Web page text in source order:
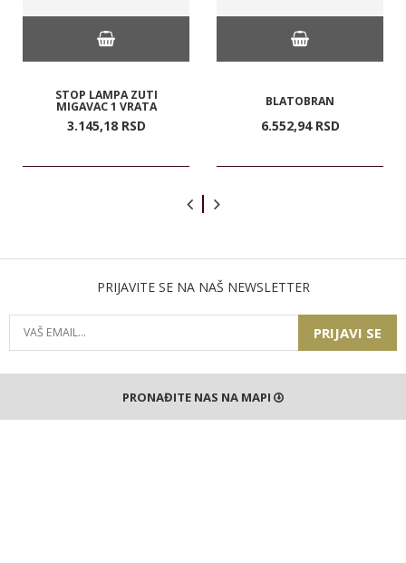
STOP LAMPA ZUTI
MIGAVAC 1 VRATA
3.145,18 RSD
BLATOBRAN
6.552,94 RSD
PRIJAVITE SE NA NAŠ NEWSLETTER
PRIJAVI SE
PRONAĐITE NAS NA MAPI